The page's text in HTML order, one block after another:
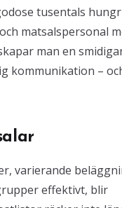
tusentals
matsalspersonal
man en
kommunikation –
varierande
effektivt, blir